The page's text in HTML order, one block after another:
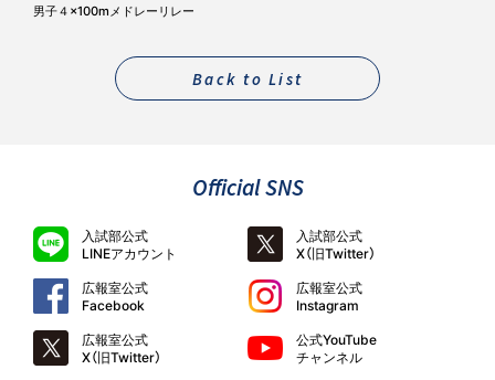
男子４×100mメドレーリレー
Back to List
Official SNS
入試部公式
LINEアカウント
入試部公式
X（旧Twitter）
広報室公式
Facebook
広報室公式
Instagram
広報室公式
X（旧Twitter）
公式YouTube
チャンネル